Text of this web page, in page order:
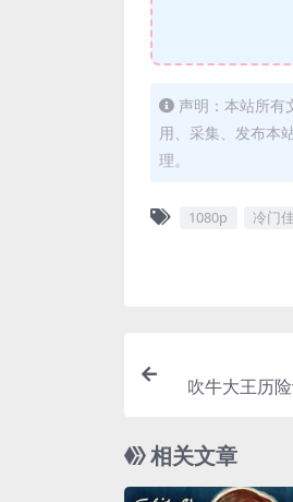
声明：本站所有
用、采集、发布本
理。
1080p 冷门
吹牛大王历
相关文章